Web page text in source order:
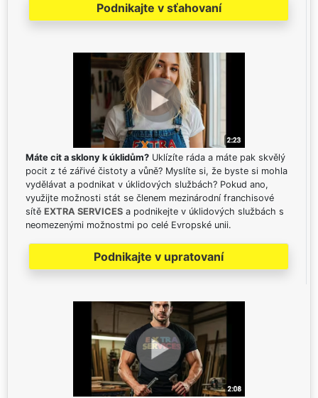
Podnikajte v sťahovaní
Máte cit a sklony k úklidům? Uklízíte ráda a máte pak skvělý
pocit z té zářivé čistoty a vůně? Myslíte si, že byste si mohla
vydělávat a podnikat v úklidových službách? Pokud ano,
využijte možnosti stát se členem mezinárodní franchisové
sítě EXTRA SERVICES a podnikejte v úklidových službách s
neomezenými možnostmi po celé Evropské unii.
Podnikajte v upratovaní